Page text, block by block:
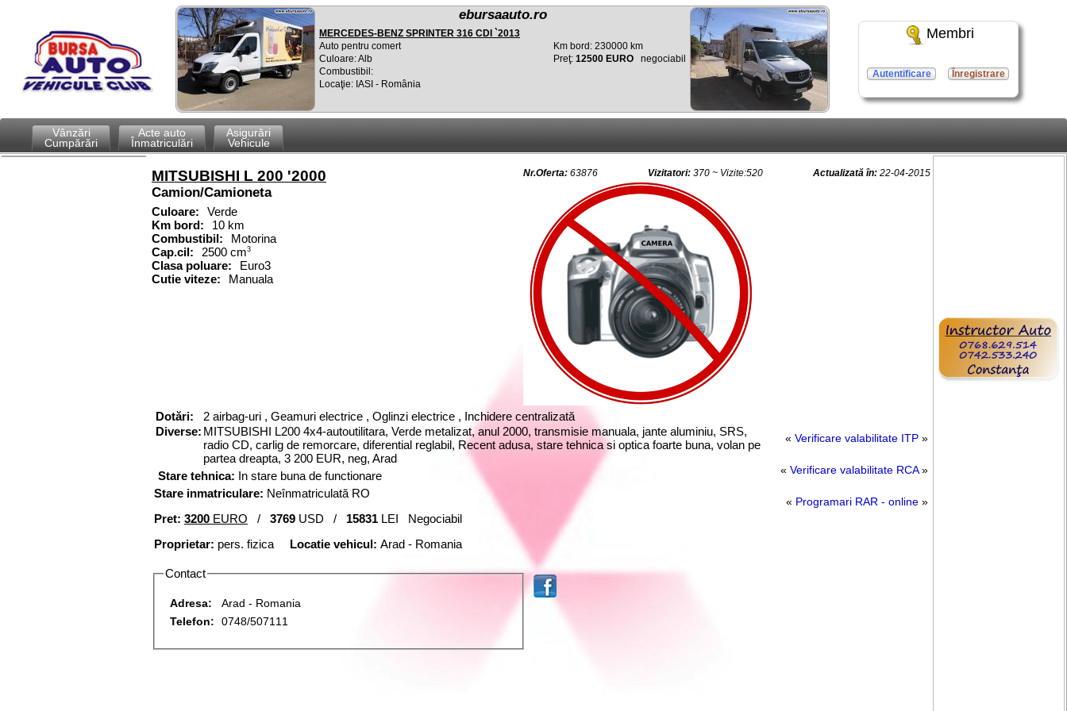
ebursaauto.ro
MERCEDES-BENZ SPRINTER 316 CDI `2013
Auto pentru comert
Culoare: Alb
Combustibil:
Locaţie: IASI - România
Km bord: 230000 km
Preţ: 12500 EURO negociabil
Membri
Autentificare Înregistrare
Vânzări
Cumpărări
Acte auto
Înmatriculări
Asigurări
Vehicule
MITSUBISHI L 200 '2000
Camion/Camioneta
Culoare:
Verde
Km bord:
10 km
Combustibil:
Motorina
Cap.cil:
2500 cm3
Clasa poluare:
Euro3
Cutie viteze:
Manuala
Nr.Oferta: 63876 Vizitatori: 370 ~ Vizite:520 Actualizată în: 22-04-2015
Dotări:
2 airbag-uri , Geamuri electrice , Oglinzi electrice , Inchidere centralizată
Diverse: MITSUBISHI L200 4x4-autoutilitara, Verde metalizat, anul 2000, transmisie manuala, jante aluminiu, SRS,
radio CD, carlig de remorcare, diferential reglabil, Recent adusa, stare tehnica si optica foarte buna, volan pe
partea dreapta, 3 200 EUR, neg, Arad
Stare tehnica: In stare buna de functionare
Stare inmatriculare: Neînmatriculată RO
Pret: 3200 EURO / 3769 USD / 15831 LEI Negociabil
Proprietar: pers. fizica Locatie vehicul: Arad - Romania
« Verificare valabilitate ITP »
« Verificare valabilitate RCA»
« Programari RAR - online »
Contact
Adresa:
Arad - Romania
Telefon:
0748/507111